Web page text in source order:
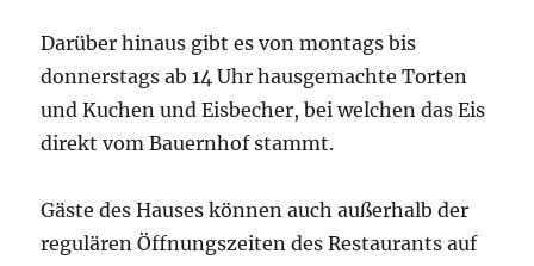
Darüber hinaus gibt es von montags bis
donnerstags ab 14 Uhr hausgemachte Torten
und Kuchen und Eisbecher, bei welchen das Eis
direkt vom Bauernhof stammt.
Gäste des Hauses können auch außerhalb der
regulären Öffnungszeiten des Restaurants auf